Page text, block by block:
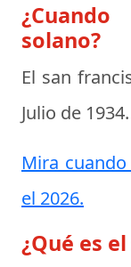
solano?
El san
Julio de 1934.
Mira
el 2026.
¿Qué es